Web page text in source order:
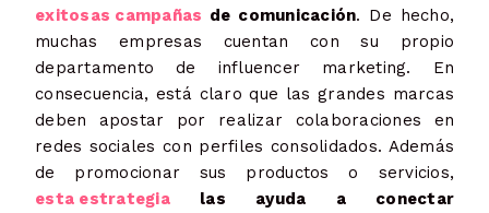
exitosas campañas de comunicación. De hecho,
muchas empresas cuentan con su propio
departamento de influencer marketing. En
consecuencia, está claro que las grandes marcas
deben apostar por realizar colaboraciones en
redes sociales con perfiles consolidados. Además
de promocionar sus productos o servicios,
esta estrategialas ayuda a conectar